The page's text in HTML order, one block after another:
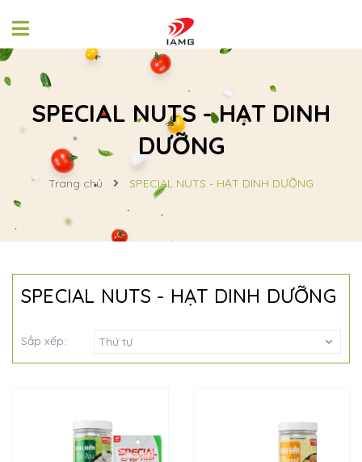
SPECIAL NUTS - HẠT DINH
DƯỠNG
Trang chủ SPECIAL NUTS - HẠT DINH DƯỠNG
SPECIAL NUTS - HẠT DINH DƯỠNG
Sắp xếp: Thứ tự